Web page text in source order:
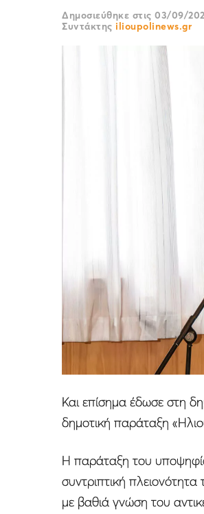
Δημοσιεύθηκε στις 03/09/
Συντάκτης ilioupolinews.gr
Και επίσημα έδωσε στη
δημοτική παράταξη
Η παράταξη του
συντριπτική
με βαθιά γνώση του